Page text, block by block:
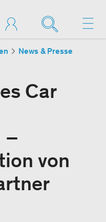
News & Presse
Car
–
von